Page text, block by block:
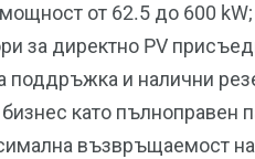
от 62.5 до 600 kW;
за директно PV
поддръжка и налични
като пълноправен
възвръщаемост